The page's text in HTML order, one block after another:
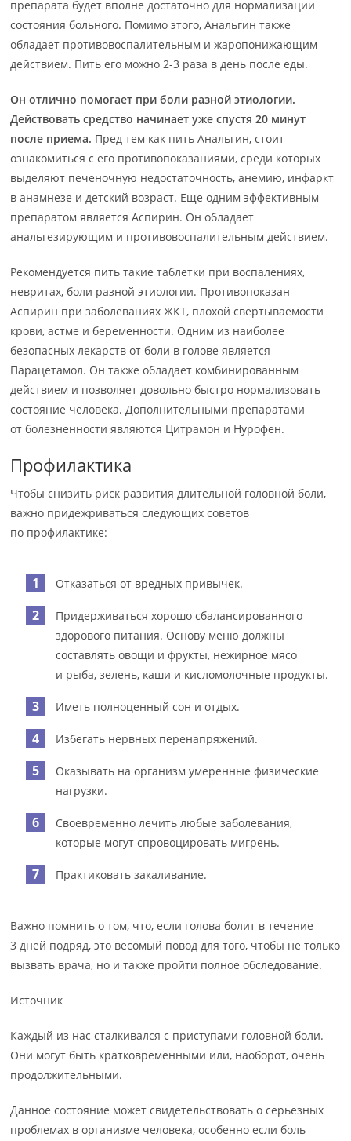
препарата будет вполне достаточно для нормализации
состояния больного. Помимо этого, Анальгин также
обладает противовоспалительным и жаропонижающим
действием. Пить его можно 2-3 раза в день после еды.
Он отлично помогает при боли разной этиологии.
Действовать средство начинает уже спустя 20 минут
после приема. Пред тем как пить Анальгин, стоит
ознакомиться с его противопоказаниями, среди которых
выделяют печеночную недостаточность, анемию, инфаркт
в анамнезе и детский возраст. Еще одним эффективным
препаратом является Аспирин. Он обладает
анальгезирующим и противовоспалительным действием.
Рекомендуется пить такие таблетки при воспалениях,
невритах, боли разной этиологии. Противопоказан
Аспирин при заболеваниях ЖКТ, плохой свертываемости
крови, астме и беременности. Одним из наиболее
безопасных лекарств от боли в голове является
Парацетамол. Он также обладает комбинированным
действием и позволяет довольно быстро нормализовать
состояние человека. Дополнительными препаратами
от болезненности являются Цитрамон и Нурофен.
Профилактика
Чтобы снизить риск развития длительной головной боли,
важно придежриваться следующих советов
по профилактике:
Отказаться от вредных привычек.
Придерживаться хорошо сбалансированного
здорового питания. Основу меню должны
составлять овощи и фрукты, нежирное мясо
и рыба, зелень, каши и кисломолочные продукты.
Иметь полноценный сон и отдых.
Избегать нервных перенапряжений.
Оказывать на организм умеренные физические
нагрузки.
Своевременно лечить любые заболевания,
которые могут спровоцировать мигрень.
Практиковать закаливание.
Важно помнить о том, что, если голова болит в течение
3 дней подряд, это весомый повод для того, чтобы не только
вызвать врача, но и также пройти полное обследование.
Источник
Каждый из нас сталкивался с приступами головной боли.
Они могут быть кратковременными или, наоборот, очень
продолжительными.
Данное состояние может свидетельствовать о серьезных
проблемах в организме человека, особенно если боль